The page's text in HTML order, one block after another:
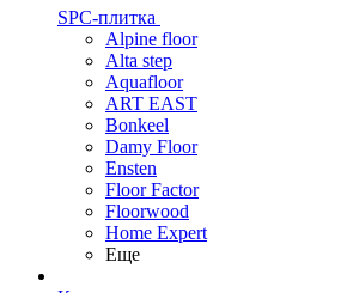
SPC-плитка
Alpine floor
Alta step
Aquafloor
ART EAST
Bonkeel
Damy Floor
Ensten
Floor Factor
Floorwood
Home Expert
Еще